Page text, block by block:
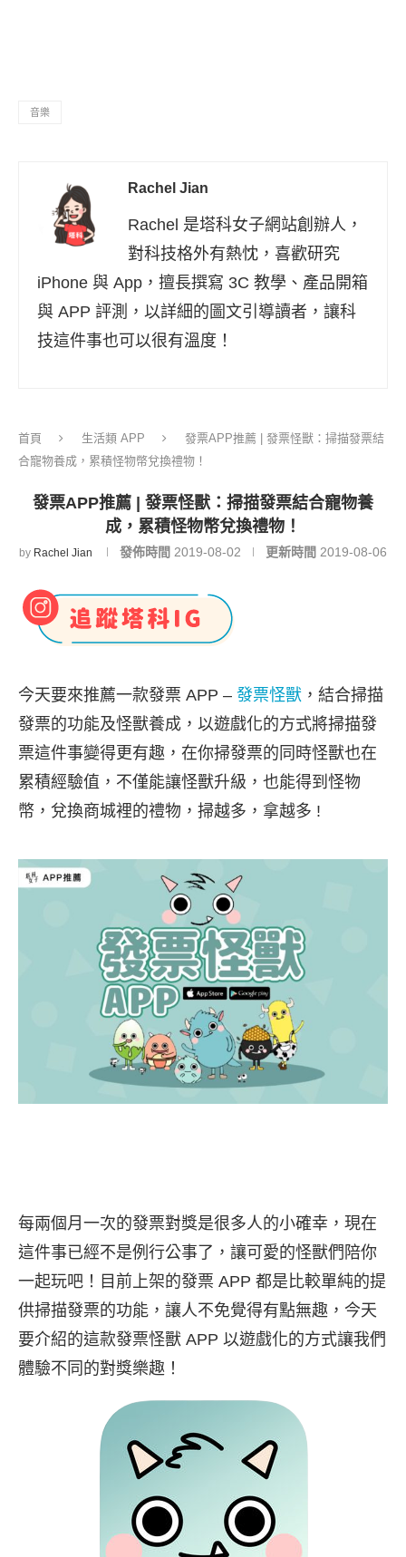
音樂
Rachel Jian
Rachel 是塔科女子網站創辦人，
對科技格外有熱忱，喜歡研究
iPhone 與 App，擅長撰寫 3C 教學、產品開箱
與 APP 評測，以詳細的圖文引導讀者，讓科
技這件事也可以很有溫度！
首頁 生活類 APP
發票APP推薦 | 發票怪獸：掃描發票結
合寵物養成，累積怪物幣兌換禮物！
發票APP推薦 | 發票怪獸：掃描發票結合寵物養
成，累積怪物幣兌換禮物！
by Rachel Jian 發佈時間 2019-08-02 更新時間 2019-08-06
今天要來推薦一款發票 APP – 發票怪獸 ，結合掃描
發票的功能及怪獸養成，以遊戲化的方式將掃描發
票這件事變得更有趣，在你掃發票的同時怪獸也在
累積經驗值，不僅能讓怪獸升級，也能得到怪物
幣，兌換商城裡的禮物，掃越多，拿越多 !
每兩個月一次的發票對獎是很多人的小確幸，現在
這件事已經不是例行公事了，讓可愛的怪獸們陪你
一起玩吧！目前上架的發票 APP 都是比較單純的提
供掃描發票的功能，讓人不免覺得有點無趣，今天
要介紹的這款發票怪獸 APP 以遊戲化的方式讓我們
體驗不同的對獎樂趣！